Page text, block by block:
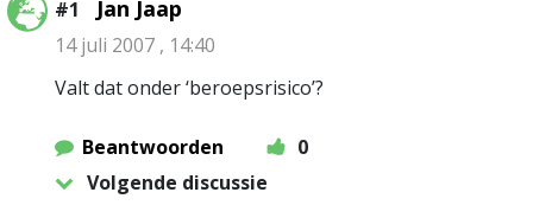
#1 Jan Jaap
14 juli 2007 , 14:40
Valt dat onder ‘beroepsrisico’?
Beantwoorden
0
Volgende discussie